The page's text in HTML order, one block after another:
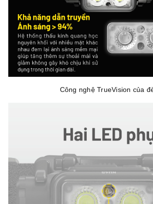
Công nghệ TrueVision của